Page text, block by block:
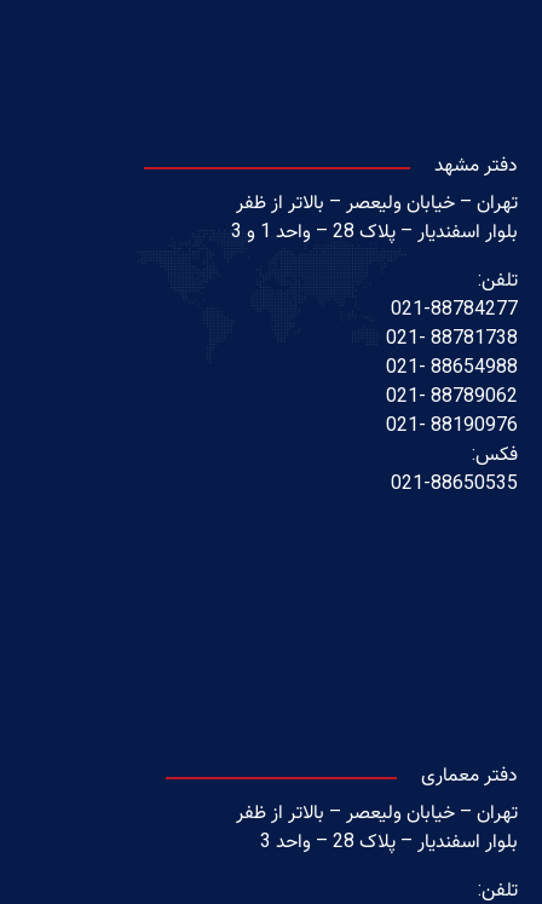
دفتر مشهد
تهران – خیابان ولیعصر – بالاتر از ظفر
بلوار اسفندیار – پلاک 28 – واحد 1 و 3
تلفن:
021-88784277
88781738 -021
88654988 -021
88789062 -021
88190976 -021
فکس:
021-88650535
دفتر معماری
تهران – خیابان ولیعصر – بالاتر از ظفر
بلوار اسفندیار – پلاک 28 – واحد 3
تلفن: